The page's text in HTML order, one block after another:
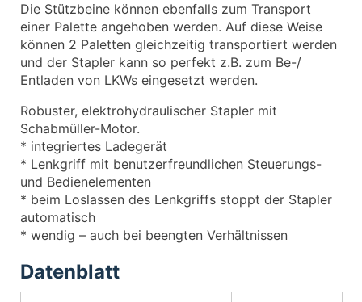
Die Stützbeine können ebenfalls zum Transport
einer Palette angehoben werden. Auf diese Weise
können 2 Paletten gleichzeitig transportiert werden
und der Stapler kann so perfekt z.B. zum Be-/
Entladen von LKWs eingesetzt werden.
Robuster, elektrohydraulischer Stapler mit
Schabmüller-Motor.
* integriertes Ladegerät
* Lenkgriff mit benutzerfreundlichen Steuerungs-
und Bedienelementen
* beim Loslassen des Lenkgriffs stoppt der Stapler
automatisch
* wendig – auch bei beengten Verhältnissen
Datenblatt